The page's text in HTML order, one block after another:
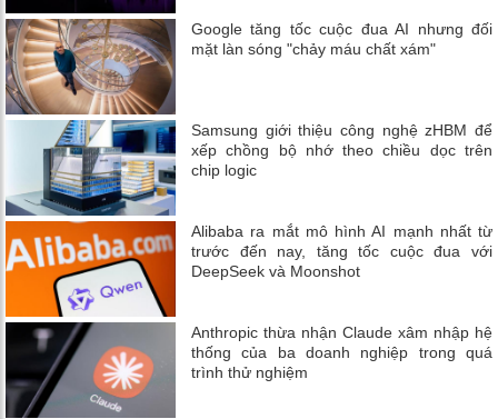
Google tăng tốc cuộc đua AI nhưng đối
mặt làn sóng "chảy máu chất xám"
Samsung giới thiệu công nghệ zHBM để
xếp chồng bộ nhớ theo chiều dọc trên
chip logic
Alibaba ra mắt mô hình AI mạnh nhất từ
trước đến nay, tăng tốc cuộc đua với
DeepSeek và Moonshot
Anthropic thừa nhận Claude xâm nhập hệ
thống của ba doanh nghiệp trong quá
trình thử nghiệm